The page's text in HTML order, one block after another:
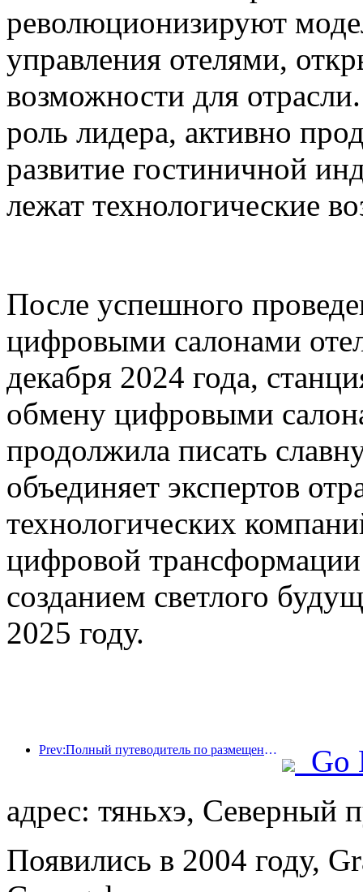
революционизируют
управления отелями,
возможности для
роль лидера, активно
развитие гостиничной
лежат технологические
После успешного
цифровыми салонами
декабря 2024 года,
обмену цифровыми
продолжила писать
объединяет экспертов
технологических
цифровой трансформации
созданием светлого
2025 году.
Prev:Полный путеводитель по размещению во время зимнего туристического сезона в Пекине Новый внутренний двор отеля Jingneng вызывает новое увлечение туризмом.
Go
адрес: тяньхэ, Северный
Появились в 2004 году,